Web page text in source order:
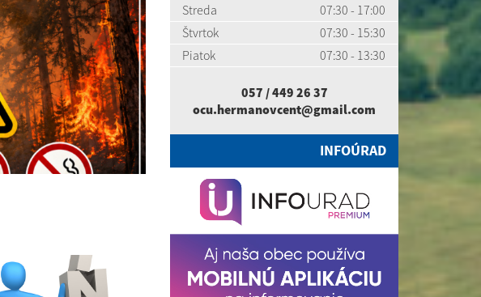
Streda
07:30 - 17:00
Štvrtok
07:30 - 15:30
Piatok
07:30 - 13:30
057 / 449 26 37
ocu.hermanovcent@gmail.com
INFOÚRAD